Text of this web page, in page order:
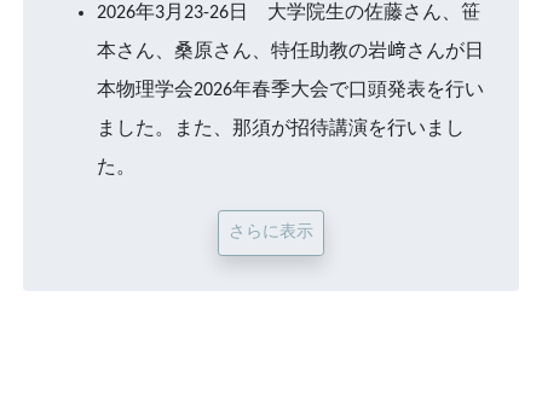
2026年3月23-26日 大学院生の佐藤さん、笹
本さん、桑原さん、特任助教の岩﨑さんが日
本物理学会2026年春季大会で口頭発表を行い
ました。また、那須が招待講演を行いまし
た。
さらに表示